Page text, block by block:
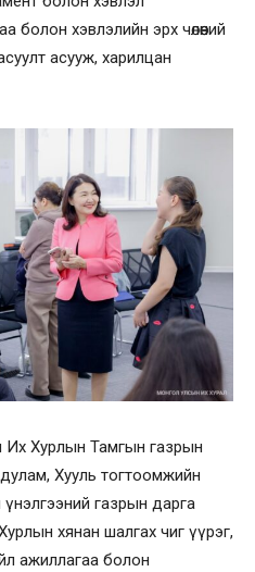
хэвлэлийн эрх чөлөөний
асууж, харилцан
Их Хурлын Тамгын газрын
Хууль тогтоомжийн
газрын дарга
хянан шалгах чиг үүрэг,
ажиллагаа болон